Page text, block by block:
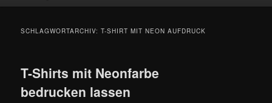
SCHLAGWORTARCHIV:T-SHIRT MIT NEON AUFDRUCK
T-Shirts mit Neonfarbe
bedrucken lassen